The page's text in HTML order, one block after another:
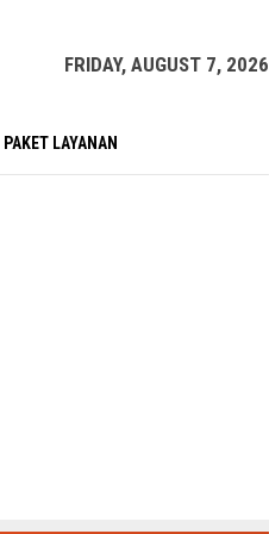
FRIDAY, AUGUST 7, 2026
PAKET LAYANAN